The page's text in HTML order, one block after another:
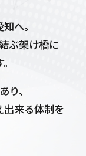
へ。
ぶ架け橋に
り、
出来る体制を